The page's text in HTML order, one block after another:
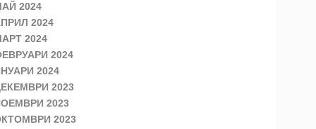
2024
2024
2024
2024
2024
2023
2023
2023